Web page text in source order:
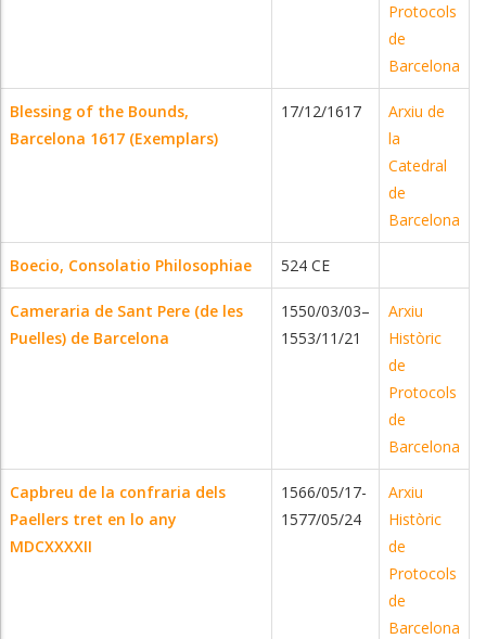
Protocols
de
Barcelona
Blessing of the Bounds,
Barcelona 1617 (Exemplars)
17/12/1617
Arxiu de
la
Catedral
de
Barcelona
Boecio, Consolatio Philosophiae 524 CE
Cameraria de Sant Pere (de les
Puelles) de Barcelona
1550/03/03–
1553/11/21
Arxiu
Històric
de
Protocols
de
Barcelona
Capbreu de la confraria dels
Paellers tret en lo any
MDCXXXXII
1566/05/17-
1577/05/24
Arxiu
Històric
de
Protocols
de
Barcelona